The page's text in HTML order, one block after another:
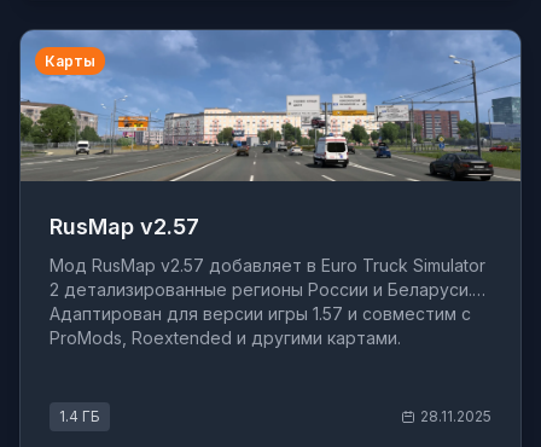
Карты
RusMap v2.57
Мод RusMap v2.57 добавляет в Euro Truck Simulator
2 детализированные регионы России и Беларуси.
Адаптирован для версии игры 1.57 и совместим с
ProMods, Roextended и другими картами.
1.4 ГБ 28.11.2025